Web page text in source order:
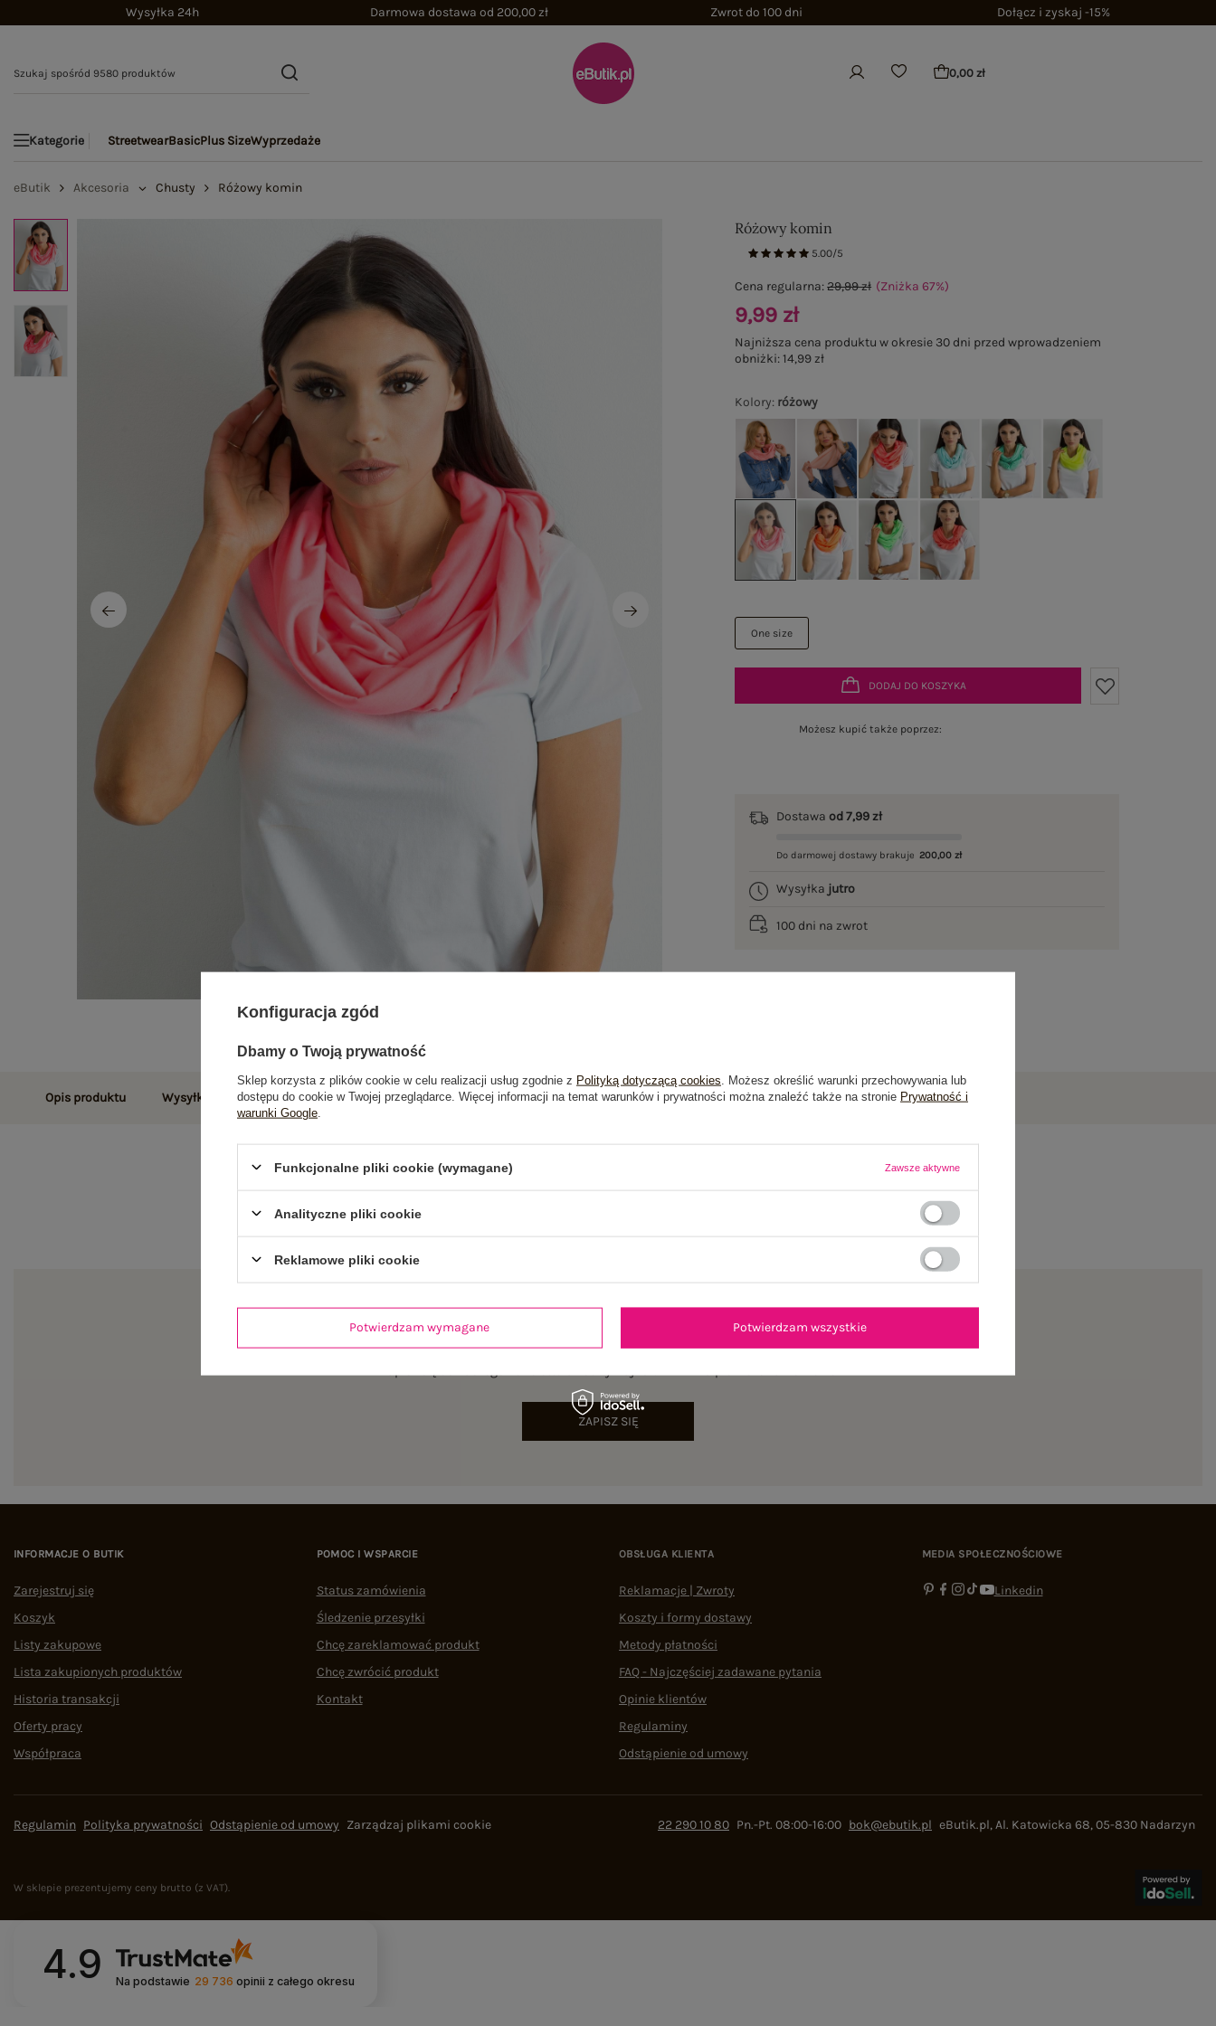
Wysyłka 24h Darmowa dostawa od 200,00 zł Zwrot do 100 dni Dołącz i zyskaj -15%
0,00 zł
Kategorie StreetwearBasicPlus SizeWyprzedaże
eButik Akcesoria Chusty Różowy komin
Różowy komin
5.00/5
Kolory: różowy
One size
Cena regularna:29,99 zł (Zniżka67%)
9,99 zł
Najniższa cena produktu w okresie 30 dni przed wprowadzeniem
obniżki:14,99 zł
DODAJ DO KOSZYKA
Możesz kupić także poprzez:
Dostawaod 7,99 zł
Do darmowej dostawy brakuje 200,00 zł
Wysyłka jutro
100 dni na zwrot
Opis produktu Wysyłka i dostawa Zwroty i reklamacje Opinie o produkcie(4)
ZAPISZ SIĘ
INFORMACJE O BUTIK
Zarejestruj się
Koszyk
Listy zakupowe
Lista zakupionych produktów
Historia transakcji
Oferty pracy
Współpraca
POMOC I WSPARCIE
Status zamówienia
Śledzenie przesyłki
Chcę zareklamować produkt
Chcę zwrócić produkt
Kontakt
OBSŁUGA KLIENTA
Reklamacje | Zwroty
Koszty i formy dostawy
Metody płatności
FAQ - Najczęściej zadawane pytania
Opinie klientów
Regulaminy
Odstąpienie od umowy
MEDIA SPOŁECZNOŚCIOWE
Linkedin
Regulamin Polityka prywatności Odstąpienie od umowy Zarządzaj plikami cookie 22 290 10 80 Pn.-Pt. 08:00-16:00 bok@ebutik.pl eButik.pl,Al. Katowicka 68,05-830 Nadarzyn
W sklepie prezentujemy ceny brutto (z VAT).
4.9 Na podstawie 29 736 opinii z całego okresu
Konfiguracja zgód
Dbamy o Twoją prywatność
Sklep korzysta z plików cookie w celu realizacji usług zgodnie z Polityką dotyczącą cookies . Możesz określić warunki przechowywania lub
dostępu do cookie w Twojej przeglądarce. Więcej informacji na temat warunków i prywatności można znaleźć także na stronie Prywatność i
warunki Google
Funkcjonalne pliki cookie (wymagane) Zawsze aktywne
Analityczne pliki cookie
Reklamowe pliki cookie
Potwierdzam wymagane Potwierdzam wszystkie